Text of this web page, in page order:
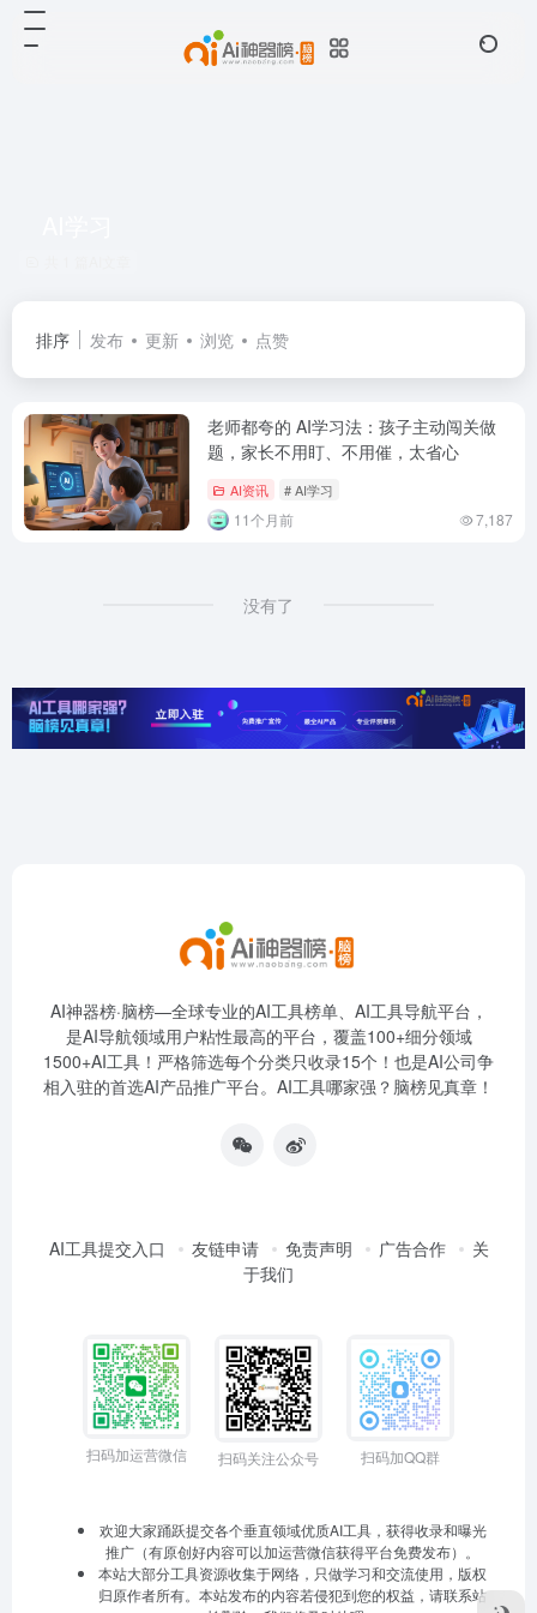
排序 发布 更新 浏览 点赞
老师都夸的 AI学习法：孩子主动闯关做
题，家长不用盯、不用催，太省心
AI资讯 # AI学习
11个月前 7,187
没有了
AI神器榜·脑榜—全球专业的AI工具榜单、AI工具导航平台，
是AI导航领域用户粘性最高的平台，覆盖100+细分领域
1500+AI工具！严格筛选每个分类只收录15个！也是AI公司争
相入驻的首选AI产品推广平台。AI工具哪家强？脑榜见真章！
AI工具提交入口 友链申请 免责声明 广告合作
关
于我们
扫码加运营微信 扫码关注公众号 扫码加QQ群
欢迎大家踊跃提交各个垂直领域优质AI工具，获得收录和曝光
推广（有原创好内容可以加运营微信获得平台免费发布）。
本站大部分工具资源收集于网络，只做学习和交流使用，版权
归原作者所有。本站发布的内容若侵犯到您的权益，请联系站